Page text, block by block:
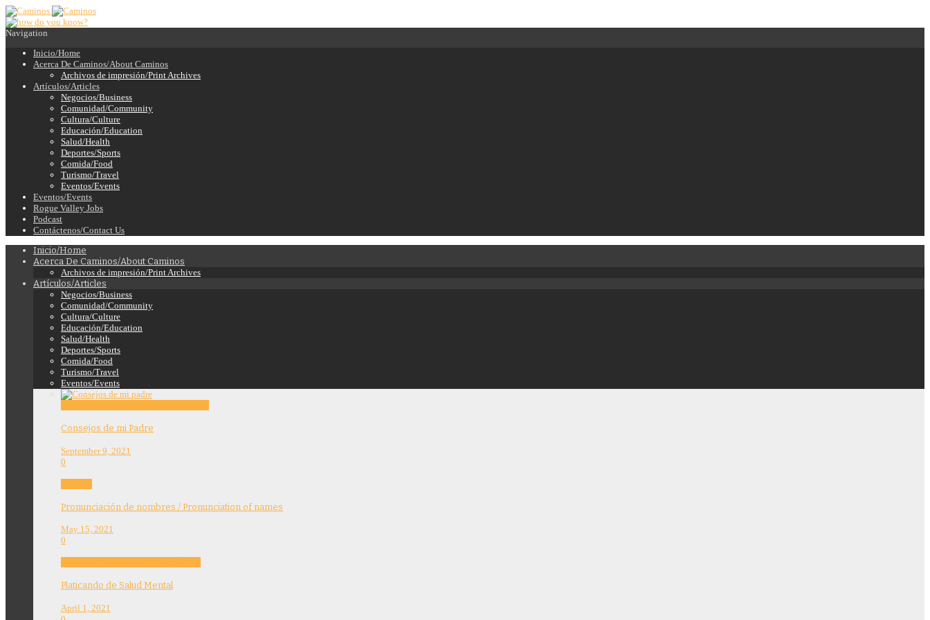
Navigation
Inicio/Home
Acerca De Caminos/About Caminos
Archivos de impresión/Print Archives
Artículos/Articles
Negocios/Business
Comunidad/Community
Cultura/Culture
Educación/Education
Salud/Health
Deportes/Sports
Comida/Food
Turismo/Travel
Eventos/Events
Eventos/Events
Rogue Valley Jobs
Podcast
Contáctenos/Contact Us
Inicio/Home
Acerca De Caminos/About Caminos
Archivos de impresión/Print Archives
Artículos/Articles
Negocios/Business
Comunidad/Community
Cultura/Culture
Educación/Education
Salud/Health
Deportes/Sports
Comida/Food
Turismo/Travel
Eventos/Events
Consejos de mi Padre
September 9, 2021
0
Pronunciación de nombres / Pronunciation of names
May 15, 2021
0
Platicando de Salud Mental
April 1, 2021